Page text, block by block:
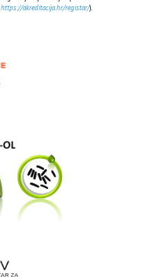
https://akreditacija.hr/registar/).